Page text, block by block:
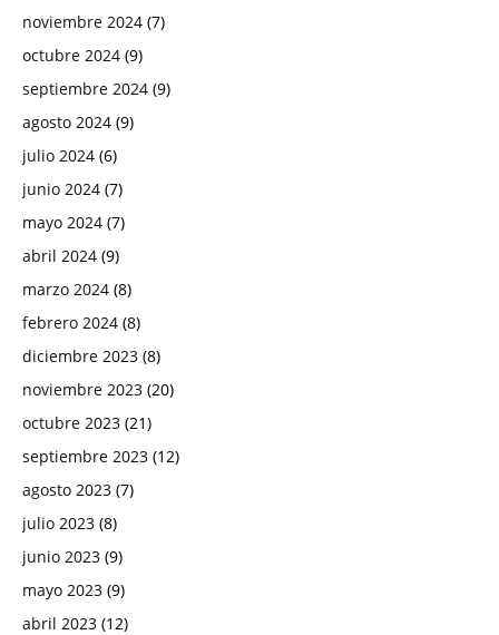
noviembre 2024 (7)
octubre 2024 (9)
septiembre 2024 (9)
agosto 2024 (9)
julio 2024 (6)
junio 2024 (7)
mayo 2024 (7)
abril 2024 (9)
marzo 2024 (8)
febrero 2024 (8)
diciembre 2023 (8)
noviembre 2023 (20)
octubre 2023 (21)
septiembre 2023 (12)
agosto 2023 (7)
julio 2023 (8)
junio 2023 (9)
mayo 2023 (9)
abril 2023 (12)